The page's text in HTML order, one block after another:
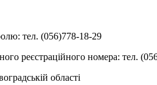
тел. (056)778-18-29
реєстраційного номера: тел.
області